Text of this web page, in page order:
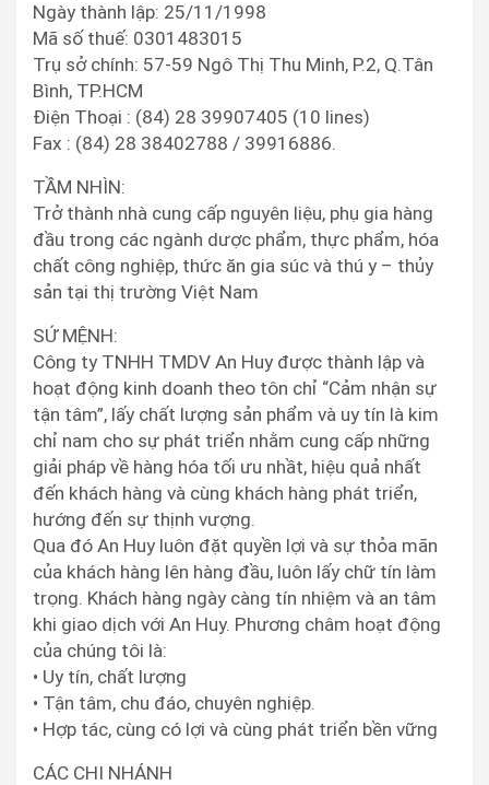
Ngày thành lập: 25/11/1998
Mã số thuế: 0301483015
Trụ sở chính: 57-59 Ngô Thị Thu Minh, P.2, Q.Tân
Bình, TP.HCM
Điện Thoại : (84) 28 39907405 (10 lines)
Fax : (84) 28 38402788 / 39916886.
TẦM NHÌN:
Trở thành nhà cung cấp nguyên liệu, phụ gia hàng
đầu trong các ngành dược phẩm, thực phẩm, hóa
chất công nghiệp, thức ăn gia súc và thú y – thủy
sản tại thị trường Việt Nam
SỨ MỆNH:
Công ty TNHH TMDV An Huy được thành lập và
hoạt động kinh doanh theo tôn chỉ “Cảm nhận sự
tận tâm”, lấy chất lượng sản phẩm và uy tín là kim
chỉ nam cho sự phát triển nhằm cung cấp những
giải pháp về hàng hóa tối ưu nhầt, hiệu quả nhất
đến khách hàng và cùng khách hàng phát triển,
hướng đến sự thịnh vượng.
Qua đó An Huy luôn đặt quyền lợi và sự thỏa mãn
của khách hàng lên hàng đầu, luôn lấy chữ tín làm
trọng. Khách hàng ngày càng tín nhiệm và an tâm
khi giao dịch với An Huy. Phương châm hoạt động
của chúng tôi là:
• Uy tín, chất lượng
• Tận tâm, chu đáo, chuyên nghiệp.
• Hợp tác, cùng có lợi và cùng phát triển bền vững
CÁC CHI NHÁNH